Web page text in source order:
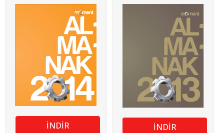
İNDİR İNDİR